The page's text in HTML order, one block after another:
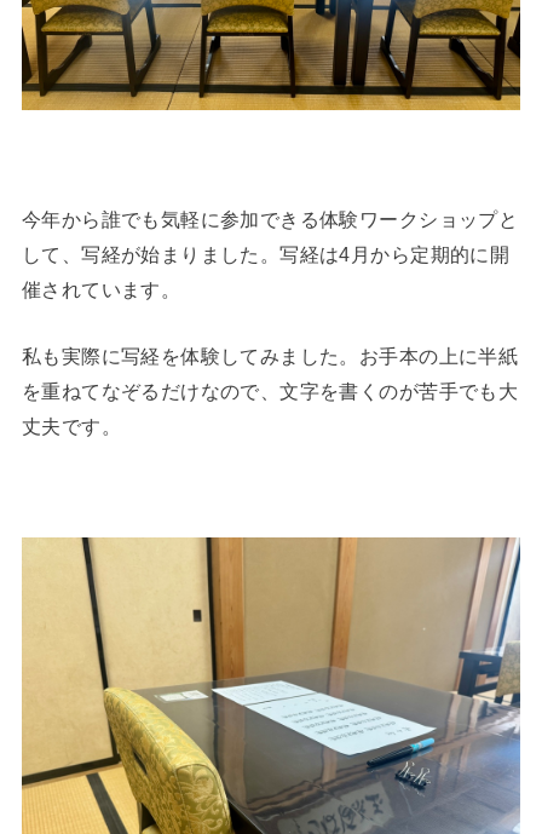
今年から誰でも気軽に参加できる体験ワークショップと
して、写経が始まりました。写経は4月から定期的に開
催されています。
私も実際に写経を体験してみました。お手本の上に半紙
を重ねてなぞるだけなので、文字を書くのが苦手でも大
丈夫です。